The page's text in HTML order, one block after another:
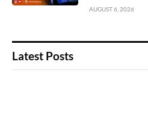
AUGUST 6, 2026
Latest Posts